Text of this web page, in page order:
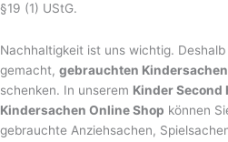
§19 (1) UStG.
Nachhaltigkeit ist uns wichtig.
gemacht, gebrauchten Kindersachen
schenken. In unserem Kinder Second
Kindersachen Online Shop können
gebrauchte Anziehsachen,